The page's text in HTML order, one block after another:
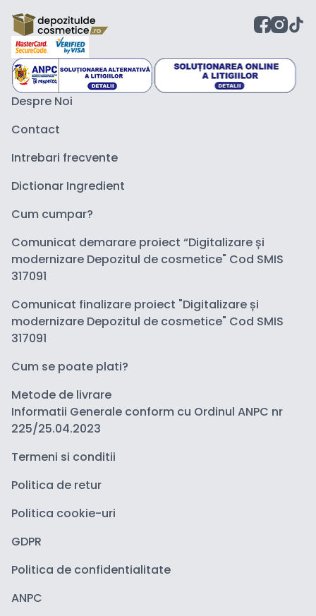
Despre Noi
Contact
Intrebari frecvente
Dictionar Ingredient
Cum cumpar?
Comunicat demarare proiect “Digitalizare și
modernizare Depozitul de cosmetice" Cod SMIS
317091
Comunicat finalizare proiect "Digitalizare și
modernizare Depozitul de cosmetice" Cod SMIS
317091
Cum se poate plati?
Metode de livrare
Informatii Generale conform cu Ordinul ANPC nr
225/25.04.2023
Termeni si conditii
Politica de retur
Politica cookie-uri
GDPR
Politica de confidentialitate
ANPC